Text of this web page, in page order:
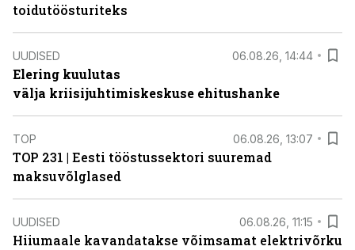
toidutöösturiteks
UUDISED 06.08.26, 14:44
Elering kuulutas
välja kriisijuhtimiskeskuse ehitushanke
TOP 06.08.26, 13:07
TOP 231 | Eesti tööstussektori suuremad
maksuvõlglased
UUDISED 06.08.26, 11:15
Hiiumaale kavandatakse võimsamat elektrivõrku